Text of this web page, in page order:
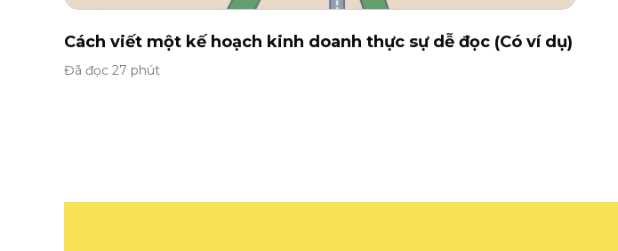
Cách viết một kế hoạch kinh doanh thực sự dễ đọc (Có ví dụ)
Đã đọc 27 phút